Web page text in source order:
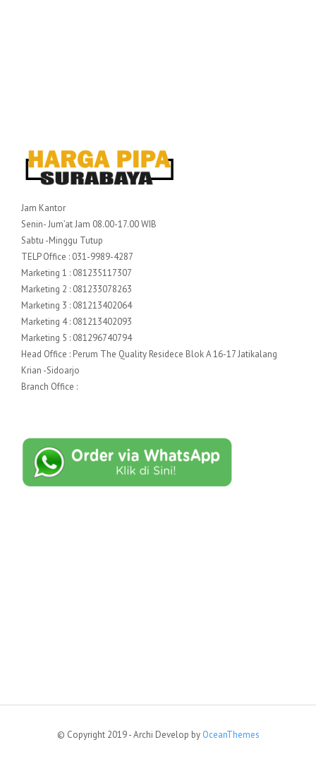
Jam Kantor
Senin- Jum’at Jam 08.00-17.00 WIB
Sabtu -Minggu Tutup
TELP Office : 031-9989-4287
Marketing 1 : 081235117307
Marketing 2 : 081233078263
Marketing 3 : 081213402064
Marketing 4 : 081213402093
Marketing 5 : 081296740794
Head Office : Perum The Quality Residece Blok A 16-17 Jatikalang
Krian -Sidoarjo
Branch Office :
© Copyright 2019 - Archi Develop by OceanThemes